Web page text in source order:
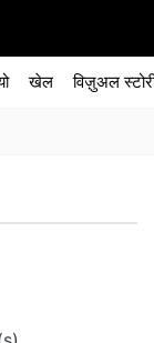
खेल विज़ुअल